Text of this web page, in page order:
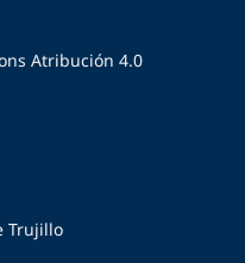
Atribución 4.0
Trujillo